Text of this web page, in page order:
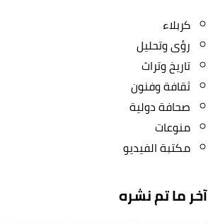
كربلاء
رؤى وتحليل
تاريخ وتراث
ثقافة وفنون
صحافة دولية
منوعات
مكتبة الفيديو
آخر ما تم نشره